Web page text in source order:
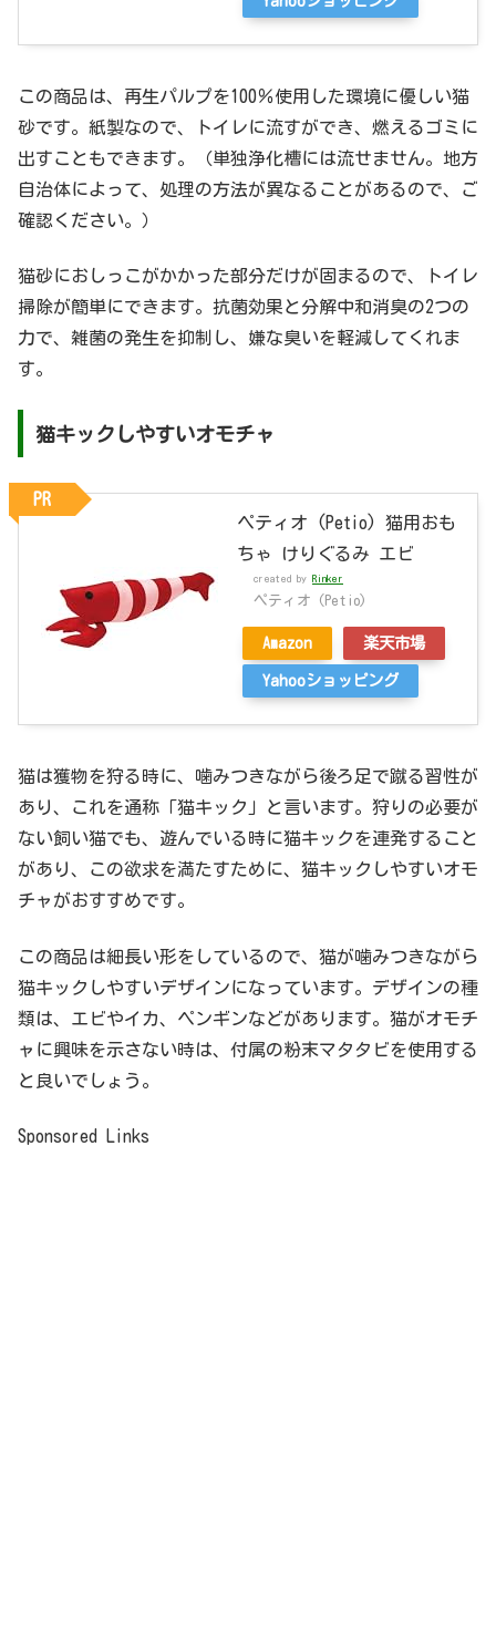
この商品は、再生パルプを100％使用した環境に優しい猫
砂です。紙製なので、トイレに流すができ、燃えるゴミに
出すこともできます。（単独浄化槽には流せません。地方
自治体によって、処理の方法が異なることがあるので、ご
確認ください。）
猫砂におしっこがかかった部分だけが固まるので、トイレ
掃除が簡単にできます。抗菌効果と分解中和消臭の2つの
力で、雑菌の発生を抑制し、嫌な臭いを軽減してくれま
す。
猫キックしやすいオモチャ
ペティオ (Petio) 猫用おも
ちゃ けりぐるみ エビ
created by Rinker
ペティオ (Petio)
Amazon 楽天市場
Yahooショッピング
PR
猫は獲物を狩る時に、噛みつきながら後ろ足で蹴る習性が
あり、これを通称「猫キック」と言います。狩りの必要が
ない飼い猫でも、遊んでいる時に猫キックを連発すること
があり、この欲求を満たすために、猫キックしやすいオモ
チャがおすすめです。
この商品は細長い形をしているので、猫が噛みつきながら
猫キックしやすいデザインになっています。デザインの種
類は、エビやイカ、ペンギンなどがあります。猫がオモチ
ャに興味を示さない時は、付属の粉末マタタビを使用する
と良いでしょう。
Sponsored Links